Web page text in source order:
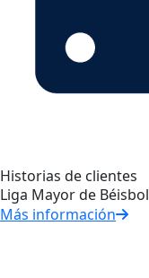
Historias de clientes
Liga Mayor de Béisbol
Más información